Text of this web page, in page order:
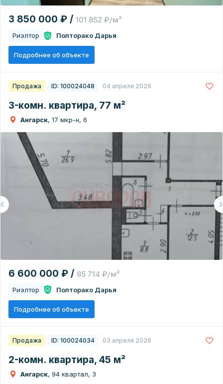
3 850 000 ₽ / 101 852 ₽/м²
Риэлтор Полторако Дарья
Подробнее об объекте
Продажа ID: 100024048 04 апреля 2026
3-комн. квартира, 77 м²
Ангарск, 17 мкр-н, 6
6 600 000 ₽ / 85 714 ₽/м²
Риэлтор Полторако Дарья
Подробнее об объекте
Продажа ID: 100024034 03 апреля 2026
2-комн. квартира, 45 м²
Ангарск, 94 квартал, 3